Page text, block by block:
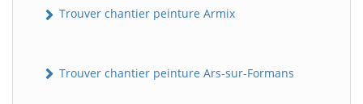
Trouver chantier peinture Armix
Trouver chantier peinture Ars-sur-Formans